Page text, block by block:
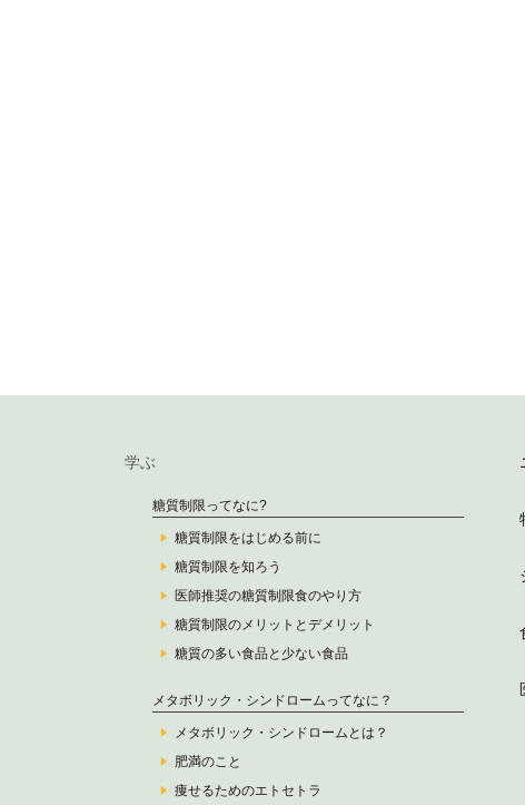
学ぶ
糖質制限ってなに?
糖質制限をはじめる前に
糖質制限を知ろう
医師推奨の糖質制限食のやり方
糖質制限のメリットとデメリット
糖質の多い食品と少ない食品
メタボリック・シンドロームってなに？
メタボリック・シンドロームとは？
肥満のこと
痩せるためのエトセトラ